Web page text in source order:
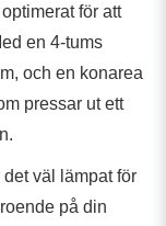
för att
en 4-tums
och en konarea
pressar ut ett
väl lämpat för
på din